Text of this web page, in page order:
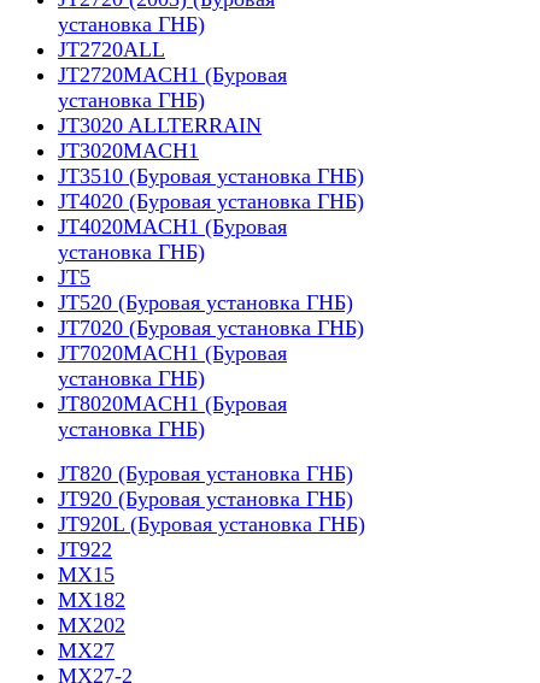
установка ГНБ)
JT2720ALL
JT2720MACH1 (Буровая
установка ГНБ)
JT3020 ALLTERRAIN
JT3020MACH1
JT3510 (Буровая установка ГНБ)
JT4020 (Буровая установка ГНБ)
JT4020MACH1 (Буровая
установка ГНБ)
JT5
JT520 (Буровая установка ГНБ)
JT7020 (Буровая установка ГНБ)
JT7020MACH1 (Буровая
установка ГНБ)
JT8020MACH1 (Буровая
установка ГНБ)
JT820 (Буровая установка ГНБ)
JT920 (Буровая установка ГНБ)
JT920L (Буровая установка ГНБ)
JT922
MX15
MX182
MX202
MX27
MX27-2